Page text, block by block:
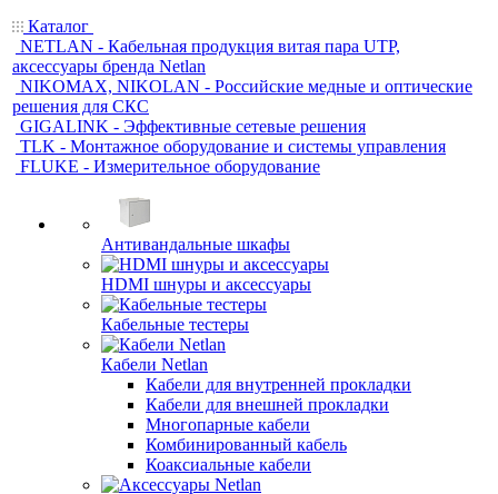
Каталог
NETLAN - Кабельная продукция витая пара UTP,
аксессуары бренда Netlan
NIKOMAX, NIKOLAN - Российские медные и оптические
решения для СКС
GIGALINK - Эффективные сетевые решения
TLK - Монтажное оборудование и системы управления
FLUKE - Измерительное оборудование
Антивандальные шкафы
HDMI шнуры и аксессуары
Кабельные тестеры
Кабели Netlan
Кабели для внутренней прокладки
Кабели для внешней прокладки
Многопарные кабели
Комбинированный кабель
Коаксиальные кабели